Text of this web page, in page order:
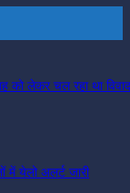
को लेकर चल रहा था विवाद
में येलो अलर्ट जारी